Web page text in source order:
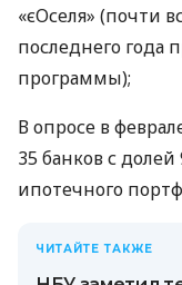
«єОселя» (почти
последнего года
программы);
В опросе в
35 банков с долей
ипотечного
ЧИТАЙТЕ ТАКЖЕ